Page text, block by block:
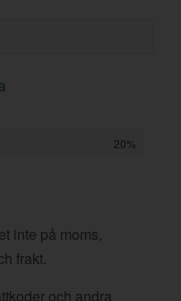
20%
inte på moms,
frakt.
och andra